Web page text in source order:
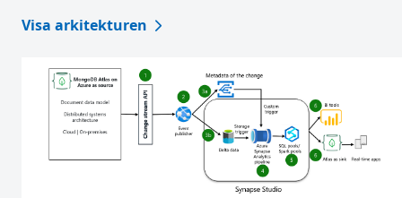
Visa arkitekturen